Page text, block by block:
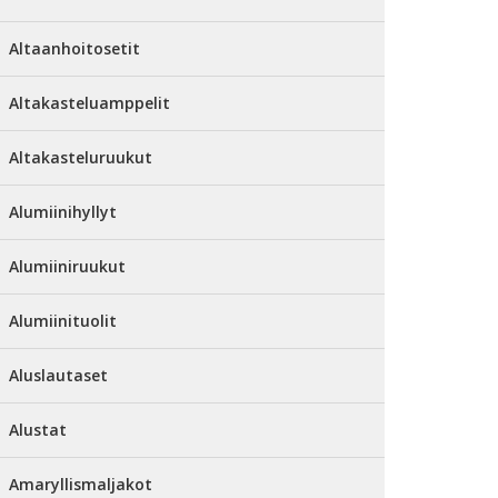
Altaanhoitosetit
Altakasteluamppelit
Altakasteluruukut
Alumiinihyllyt
Alumiiniruukut
Alumiinituolit
Aluslautaset
Alustat
Amaryllismaljakot